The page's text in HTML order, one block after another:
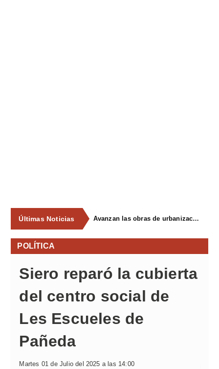
Últimas Noticias Avanzan las obras de urbanización del parque de La Reconquista, en los terrenos del antiguo matadero de Pola de Siero
POLÍTICA
Siero reparó la cubierta
del centro social de
Les Escueles de
Pañeda
Martes 01 de Julio del 2025 a las 14:00